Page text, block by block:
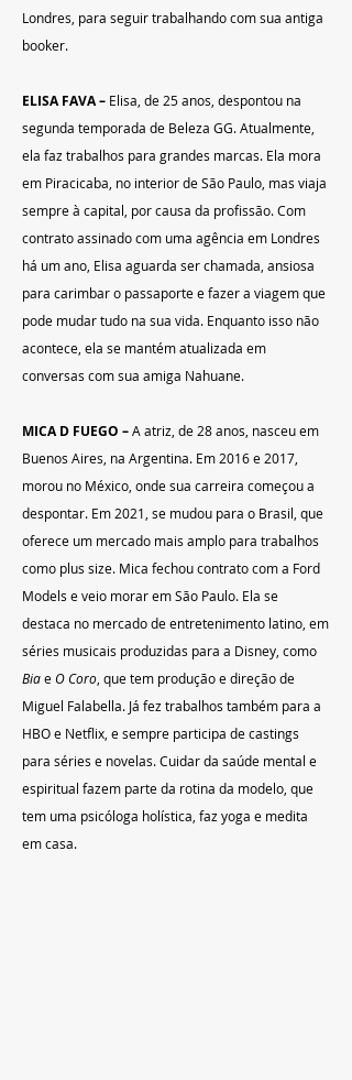
Londres, para seguir trabalhando com sua antiga
booker.
ELISA FAVA – Elisa, de 25 anos, despontou na
segunda temporada de Beleza GG. Atualmente,
ela faz trabalhos para grandes marcas. Ela mora
em Piracicaba, no interior de São Paulo, mas viaja
sempre à capital, por causa da profissão. Com
contrato assinado com uma agência em Londres
há um ano, Elisa aguarda ser chamada, ansiosa
para carimbar o passaporte e fazer a viagem que
pode mudar tudo na sua vida. Enquanto isso não
acontece, ela se mantém atualizada em
conversas com sua amiga Nahuane.
MICA D FUEGO – A atriz, de 28 anos, nasceu em
Buenos Aires, na Argentina. Em 2016 e 2017,
morou no México, onde sua carreira começou a
despontar. Em 2021, se mudou para o Brasil, que
oferece um mercado mais amplo para trabalhos
como plus size. Mica fechou contrato com a Ford
Models e veio morar em São Paulo. Ela se
destaca no mercado de entretenimento latino, em
séries musicais produzidas para a Disney, como
Bia e O Coro , que tem produção e direção de
Miguel Falabella. Já fez trabalhos também para a
HBO e Netflix, e sempre participa de castings
para séries e novelas. Cuidar da saúde mental e
espiritual fazem parte da rotina da modelo, que
tem uma psicóloga holística, faz yoga e medita
em casa.